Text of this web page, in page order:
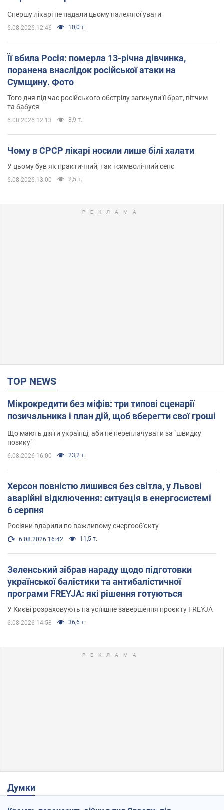
Спершу лікарі не надали цьому належної уваги
6.08.2026 12:46 10,0 т.
Її вбила Росія: померла 13-річна дівчинка,
поранена внаслідок російської атаки на
Сумщину. Фото
Того дня під час російського обстрілу загинули її брат, вітчим
та бабуся
6.08.2026 12:13 8,9 т.
Чому в СРСР лікарі носили лише білі халати
У цьому був як практичний, так і символічний сенс
6.08.2026 13:00 2,5 т.
TOP NEWS
Мікрокредити без міфів: три типові сценарії
позичальника і план дій, щоб вберегти свої гроші
Що мають діяти українці, аби не переплачувати за "швидку
позику"
6.08.2026 16:00 23,2 т.
Херсон повністю лишився без світла, у Львові
аварійні відключення: ситуація в енергосистемі
6 серпня
Росіяни вдарили по важливому енергооб'єкту
6.08.2026 16:42 11,5 т.
Зеленський зібрав нараду щодо підготовки
української балістики та антибалістичної
програми FREYJA: які рішення готуються
У Києві розраховують на успішне завершення проєкту FREYJA
6.08.2026 14:58 36,6 т.
Думки